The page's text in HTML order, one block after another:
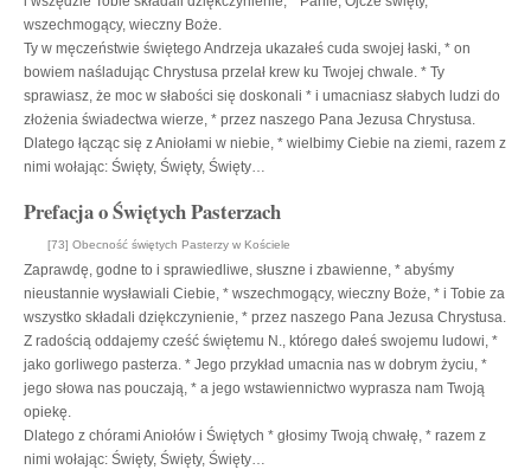
wszechmogący, wieczny Boże.
Ty w męczeństwie świętego Andrzeja ukazałeś cuda swojej łaski, * on
bowiem naśladując Chrystusa przelał krew ku Twojej chwale. * Ty
sprawiasz, że moc w słabości się doskonali * i umacniasz słabych ludzi do
złożenia świadectwa wierze, * przez naszego Pana Jezusa Chrystusa.
Dlatego łącząc się z Aniołami w niebie, * wielbimy Ciebie na ziemi, razem z
nimi wołając: Święty, Święty, Święty…
Prefacja o Świętych Pasterzach
[73] Obecność świętych Pasterzy w Kościele
Zaprawdę, godne to i sprawiedliwe, słuszne i zbawienne, * abyśmy
nieustannie wysławiali Ciebie, * wszechmogący, wieczny Boże, * i Tobie za
wszystko składali dziękczynienie, * przez naszego Pana Jezusa Chrystusa.
Z radością oddajemy cześć świętemu N., którego dałeś swojemu ludowi, *
jako gorliwego pasterza. * Jego przykład umacnia nas w dobrym życiu, *
jego słowa nas pouczają, * a jego wstawiennictwo wyprasza nam Twoją
opiekę.
Dlatego z chórami Aniołów i Świętych * głosimy Twoją chwałę, * razem z
nimi wołając: Święty, Święty, Święty…